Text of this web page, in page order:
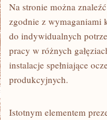
Na stronie można
zgodnie z wymaganiami
do indywidualnych
pracy w różnych
instalacje spełniające
produkcyjnych.
Istotnym elementem